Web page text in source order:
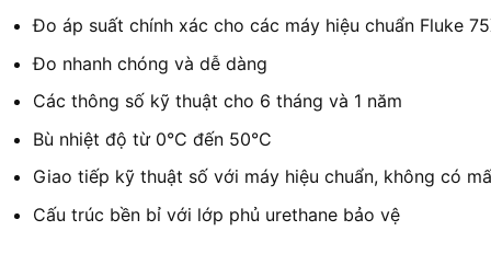
Đo áp suất chính xác cho các máy hiệu chuẩn Fluke
Đo nhanh chóng và dễ dàng
Các thông số kỹ thuật cho 6 tháng và 1 năm
Bù nhiệt độ từ 0°C đến 50°C
Giao tiếp kỹ thuật số với máy hiệu chuẩn, không có
Cấu trúc bền bỉ với lớp phủ urethane bảo vệ